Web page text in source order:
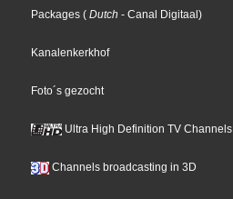
Packages ( Dutch - Canal Digitaal)
Kanalenkerkhof
Foto´s gezocht
Ultra High Definition TV Channels
Channels broadcasting in 3D